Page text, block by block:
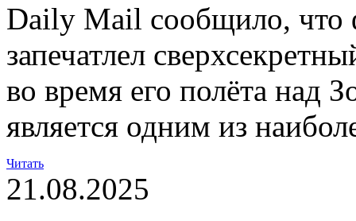
Daily Mail сообщило, что
запечатлел
во время его полёта над
является одним из
Читать
21.08.2025